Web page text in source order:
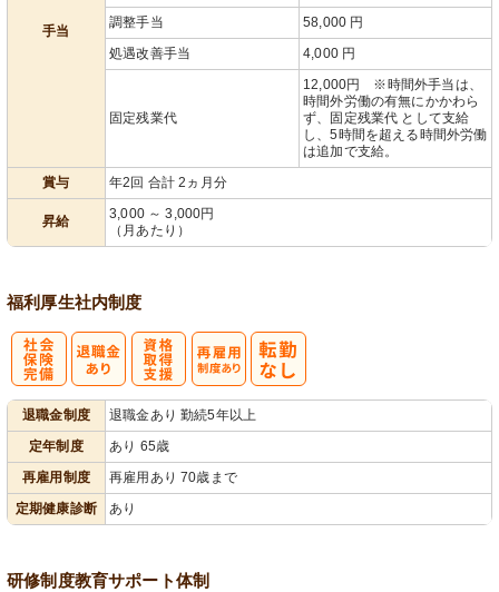
手当
調整手当
58,000 円
処遇改善手当
4,000 円
固定残業代
12,000円 ※時間外手当は、
時間外労働の有無にかかわら
ず、固定残業代 として支給
し、5時間を超える時間外労働
は追加で支給。
賞与
年2回 合計 2ヵ月分
昇給
3,000 ～ 3,000円
（月あたり）
福利厚生社内制度
退職金制度
退職金あり 勤続5年以上
定年制度
あり 65歳
再雇用制度
再雇用あり 70歳まで
定期健康診断
あり
研修制度教育サポート体制